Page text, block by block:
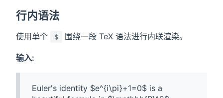
行内语法
使用单个 $ 围绕一段 TeX 语法进行内联渲染。
输入:
Euler's identity $e^{i\pi}+1=0$ is a